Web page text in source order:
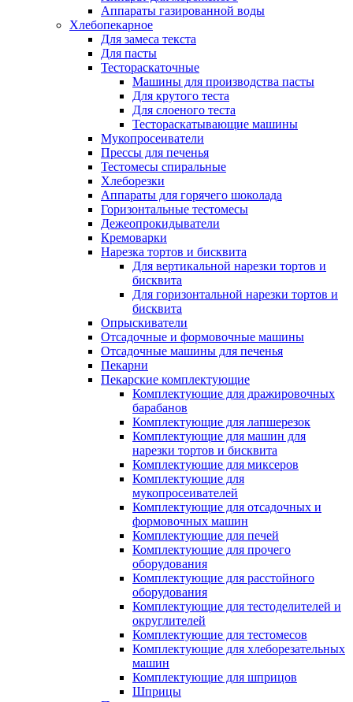
Аппараты газированной воды
Хлебопекарное
Для замеса текста
Для пасты
Тестораскаточные
Машины для производства пасты
Для крутого теста
Для слоеного теста
Тестораскатывающие машины
Мукопросеиватели
Прессы для печенья
Тестомесы спиральные
Хлеборезки
Аппараты для горячего шоколада
Горизонтальные тестомесы
Дежеопрокидыватели
Кремоварки
Нарезка тортов и бисквита
Для вертикальной нарезки тортов и
бисквита
Для горизонтальной нарезки тортов и
бисквита
Опрыскиватели
Отсадочные и формовочные машины
Отсадочные машины для печенья
Пекарни
Пекарские комплектующие
Комплектующие для дражировочных
барабанов
Комплектующие для лапшерезок
Комплектующие для машин для
нарезки тортов и бисквита
Комплектующие для миксеров
Комплектующие для
мукопросеивателей
Комплектующие для отсадочных и
формовочных машин
Комплектующие для печей
Комплектующие для прочего
оборудования
Комплектующие для расстойного
оборудования
Комплектующие для тестоделителей и
округлителей
Комплектующие для тестомесов
Комплектующие для хлеборезательных
машин
Комплектующие для шприцов
Шприцы